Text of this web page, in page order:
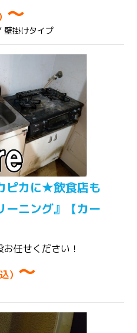
～
壁掛けタイプ
ピカに★飲食店も
ーニング』【カー
任せください！
） ～